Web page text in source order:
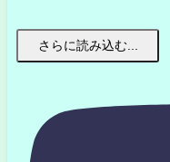
さらに読み込む...